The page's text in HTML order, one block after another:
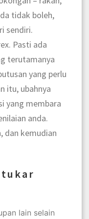
tidak boleh,
sendiri.
Pasti ada
terutamanya
yang perlu
itu, ubahnya
yang membara
anda.
dan kemudian
lain selain